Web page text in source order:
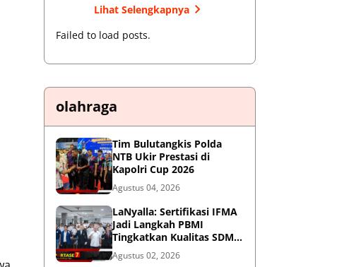
Lihat Selengkapnya
Failed to load posts.
olahraga
Tim Bulutangkis Polda
NTB Ukir Prestasi di
Kapolri Cup 2026
Agustus 04, 2026
LaNyalla: Sertifikasi IFMA
Jadi Langkah PBMI
Tingkatkan Kualitas SDM
Muaythai
Agustus 02, 2026